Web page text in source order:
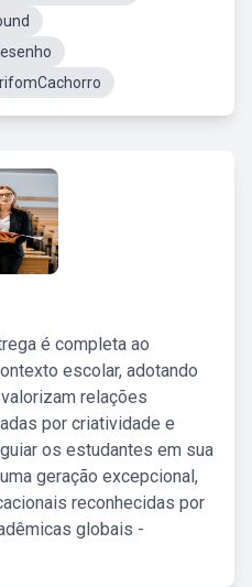
é completa ao
escolar, adotando
relações
por criatividade e
os estudantes em sua
geração excepcional,
reconhecidas por
globais -